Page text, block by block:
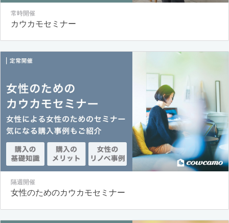
常時開催
カウカモセミナー
隔週開催
女性のためのカウカモセミナー